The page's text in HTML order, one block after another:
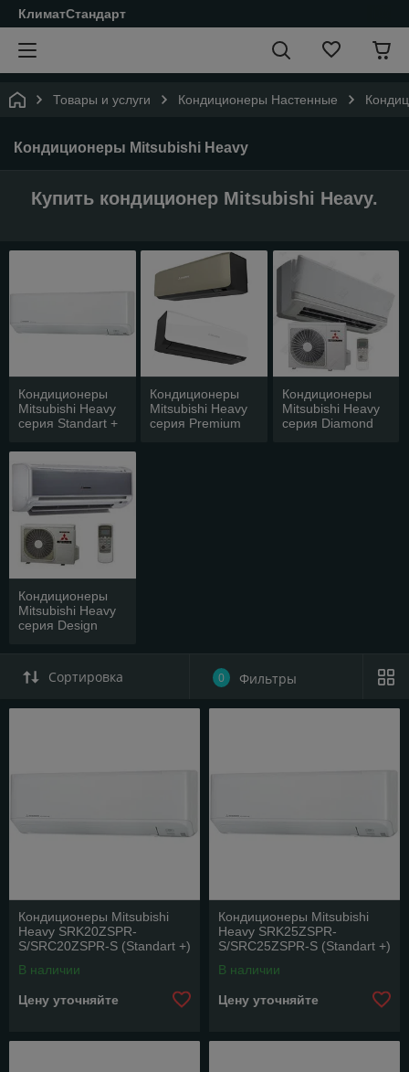
КлиматСтандарт
Товары и услуги Кондиционеры Настенные
Кондиционеры Mitsubishi Heavy
Купить кондиционер Mitsubishi Heavy.
Кондиционеры
Mitsubishi Heavy
серия Standart +
Кондиционеры
Mitsubishi Heavy
серия Premium
Кондиционеры
Mitsubishi Heavy
серия Diamond
Кондиционеры
Mitsubishi Heavy
серия Design
Сортировка 0 Фильтры
Кондиционеры Mitsubishi
Heavy SRK20ZSPR-
S/SRC20ZSPR-S (Standart +)
В наличии
Цену уточняйте
Кондиционеры Mitsubishi
Heavy SRK25ZSPR-
S/SRC25ZSPR-S (Standart +)
В наличии
Цену уточняйте